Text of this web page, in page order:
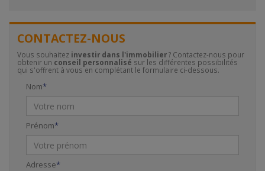
CONTACTEZ-NOUS
Vous souhaitez investir dans l'immobilier? Contactez-nous pour
obtenir un conseil personnalisé sur les différentes possibilités
qui s'offrent à vous en complétant le formulaire ci-dessous.
Nom
Prénom
Adresse